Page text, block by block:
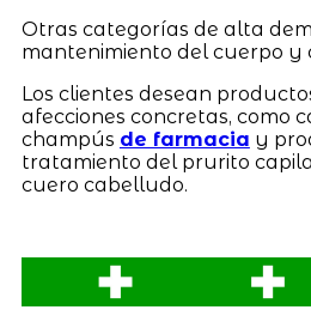
Otras categorías de alta
mantenimiento del cuerpo y
Los clientes desean
afecciones concretas, como
champús de farmacia y
tratamiento del prurito
cuero cabelludo.